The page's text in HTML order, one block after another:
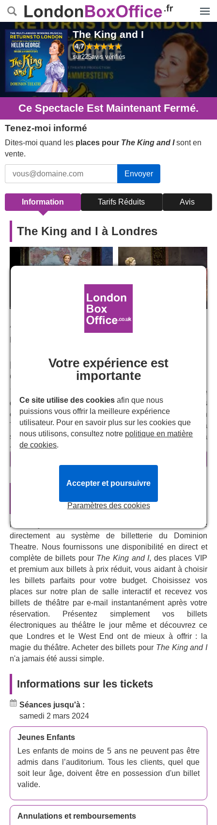
The King and I
4.7
sur225avis vérifiés
Ce Spectacle Est Maintenant Fermé.
Tenez-moi informé
Dites-moi quand les places pour The King and Isont en
vente.
Envoyer
Information Tarifs Réduits Avis
The King and I à Londres
Acteurs:
Les places pour Le Roi et moi sont
disponibles dès maintenant !
The King and I
revient dans le West End pour une
diffusion limitée en 2024.La reprise musicale de Rodgers
et Hammerstein au Lincoln Center Theater, lauréate d'un
Tony Award, se dirige vers le Dominion Theatre, après sa
saison record au London Palladium et sa tournée à
guichets fermés au Royaume-Uni.
De quoi parle Le Roi et moi ?
La cinquième comédie musicale de l'équipe de Rodgers
musicale créée à Broadway en 1951. Elle raconte
qui se rend au royaume de Siam (aujourd'hui Thaïlande)
dans les années 1860 pour enseigner aux enfants du roi
de Siam. La comédie musicale explore le choc culturel et
l'évolution de la relation entre Anna et le roi Mongkut. Il
aborde les thèmes de la tradition, de la modernisation et
de l'amour. Avec des morceaux inoubliables comme
« Getting To Know You », « Shall We Dance? » et « I
Whistle A Happy Tune »,The King and Iest un classique
intemporel et une comédie musicale appréciée des
amateurs de théâtre.
Il revient dans le West End pour la première fois depuis
une reprise en 2018 avec une diffusion limitée au
Le casting et la création de The King
and I.
Dans ce retour passionnant dans le West End, on
retrouveHelen George(Call The Midwife) etDarren Lee
dans le rôle du roi.
La nouvelle reprise deLe roi et moiest réalisée parBart
Sher, lauréat d'un Tony Award ( South Pacific,My Fair
Lady). Avec des livres et des paroles deOscar
Hammerstein II
deRichard Rodgers, la scénographie deMichael
Yeargan
Catherine
Zuber, conception d'éclairage deDonald Holder
King and I
Notre système central de réservation vous connecte
directement au système de billetterie du Dominion
Theatre. Nous fournissons une disponibilité en direct et
complète de billets pour The King and I, des places VIP
et premium aux billets à prix réduit, vous aidant à choisir
les billets parfaits pour votre budget. Choisissez vos
places sur notre plan de salle interactif et recevez vos
billets de théâtre par e-mail instantanément après votre
réservation. Présentez simplement vos billets
électroniques au théâtre le jour même et découvrez ce
que Londres et le West End ont de mieux à offrir : la
magie du théâtre. Acheter des billets pour The King and I
n'a jamais été aussi simple.
Informations sur les tickets
Séances jusqu'à :
samedi 2 mars 2024
Jeunes Enfants
Les enfants de moins de 5 ans ne peuvent pas être
admis dans l’auditorium. Tous les clients, quel que
soit leur âge, doivent être en possession d'un billet
valide.
Annulations et remboursements
Votre expérience est
importante
Ce site utilise des cookies afin que nous
puissions vous offrir la meilleure expérience
utilisateur. Pour en savoir plus sur les cookies que
nous utilisons, consultez notre politique en matière
de cookies.
Paramètres des cookies
Accepter et poursuivre